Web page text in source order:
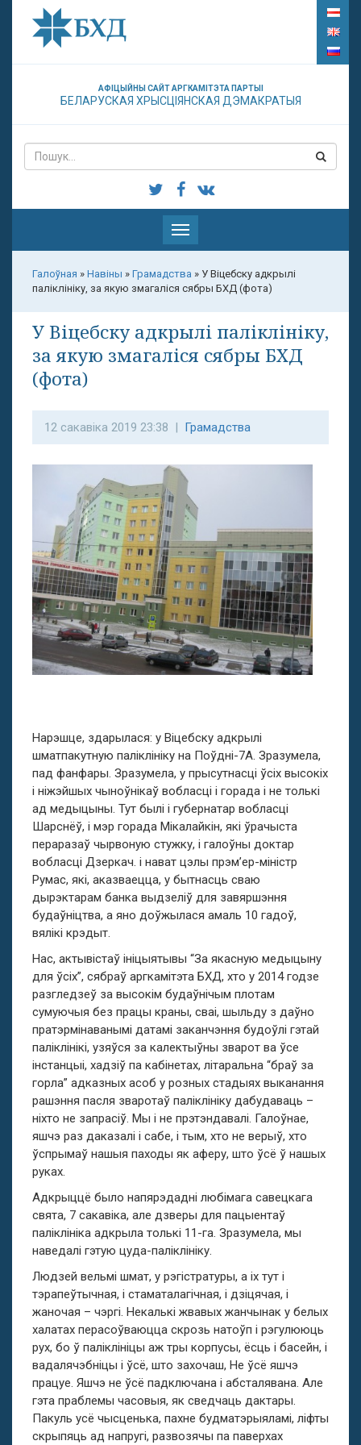
АФІЦЫЙНЫ САЙТ АРГКАМІТЭТА ПАРТЫІ
БЕЛАРУСКАЯ ХРЫСЦІЯНСКАЯ ДЭМАКРАТЫЯ
Паказаць
меню
Галоўная » Навіны » Грамадства » У Віцебску адкрылі
паліклініку, за якую змагаліся сябры БХД (фота)
У Віцебску адкрылі паліклініку,
за якую змагаліся сябры БХД
(фота)
12 сакавіка 2019 23:38 | Грамадства
Нарэшце, здарылася: у Віцебску адкрылі
шматпакутную паліклініку на Поўдні-7А. Зразумела,
пад фанфары. Зразумела, у прысутнасці ўсіх высокіх
і ніжэйшых чыноўнікаў вобласці і горада і не толькі
ад медыцыны. Тут былі і губернатар вобласці
Шарснёў, і мэр горада Мікалайкін, які ўрачыста
пераразаў чырвоную стужку, і галоўны доктар
вобласці Дзеркач. і нават цэлы прэм’ер-міністр
Румас, які, аказваецца, у бытнасць сваю
дырэктарам банка выдзеліў для завяршэння
будаўніцтва, а яно доўжылася амаль 10 гадоў,
вялікі крэдыт.
Нас, актывістаў ініцыятывы “За якасную медыцыну
для ўсіх”, сябраў аргкамітэта БХД, хто у 2014 годзе
разгледзеў за высокім будаўнічым плотам
сумуючыя без працы краны, сваі, шыльду з даўно
пратэрмінаванымі датамі заканчэння будоўлі гэтай
паліклінікі, узяўся за калектыўны зварот ва ўсе
інстанцыі, хадзіў па кабінетах, літаральна “браў за
горла” адказных асоб у розных стадыях выканання
рашэння пасля зваротаў паліклініку дабудаваць –
ніхто не запрасіў. Мы і не прэтэндавалі. Галоўнае,
яшчэ раз даказалі і сабе, і тым, хто не верыў, хто
ўспрымаў нашыя паходы як аферу, што ўсё ў нашых
руках.
Адкрыццё было напярэдадні любімага савецкага
свята, 7 сакавіка, але дзверы для пацыентаў
паліклініка адкрыла толькі 11-га. Зразумела, мы
наведалі гэтую цуда-паліклініку.
Людзей вельмі шмат, у рэгістратуры, а іх тут і
тэрапеўтычная, і стаматалагічная, і дзіцячая, і
жаночая – чэргі. Некалькі жвавых жанчынак у белых
халатах перасоўваюцца скрозь натоўп і рэгулююць
рух, бо ў паліклініцы аж тры корпусы, ёсць і басейн, і
вадалячэбніцы і ўсё, што захочаш, Не ўсё яшчэ
працуе. Яшчэ не ўсё падключана і абсталявана. Але
гэта праблемы часовыя, як сведчаць дактары.
Пакуль усё чысценька, пахне будматэрыяламі, ліфты
скрыпяць ад напругі, развозячы па паверхах